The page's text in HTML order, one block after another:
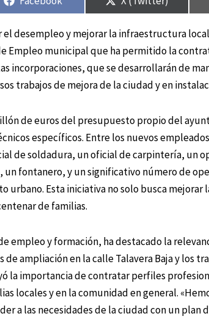
el desempleo y mejorar la infraestructura
Empleo municipal que ha permitido la
incorporaciones, que se desarrollarán de
trabajos de mejora de la ciudad y en
de euros del presupuesto propio del
específicos. Entre los nuevos
de soldadura, un oficial de carpintería, un
un fontanero, y un significativo número de
urbano. Esta iniciativa no solo busca
de familias.
empleo y formación, ha destacado la
de ampliación en la calle Talavera Baja y los
la importancia de contratar perfiles
locales y en la comunidad en general.
a las necesidades de la ciudad con un plan